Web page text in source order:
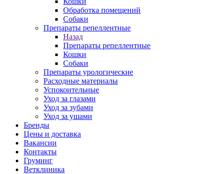
Обработка помещений
Собаки
Препараты репеллентные
Назад
Препараты репеллентные
Кошки
Собаки
Препараты урологические
Расходные материалы
Успокоительные
Уход за глазами
Уход за зубами
Уход за ушами
Бренды
Цены и доставка
Вакансии
Контакты
Груминг
Ветклиника